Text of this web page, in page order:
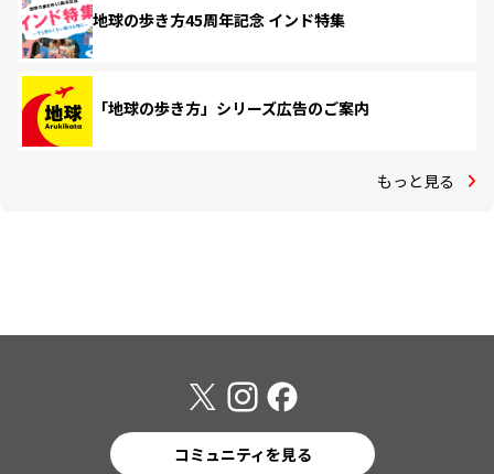
地球の歩き方45周年記念 インド特集
「地球の歩き方」シリーズ広告のご案内
もっと見る
コミュニティを見る